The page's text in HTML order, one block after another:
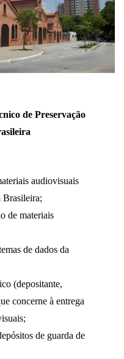
de Preservação
audiovisuais
Brasileira;
de materiais
de dados da
(depositante,
concerne à entrega
de guarda de